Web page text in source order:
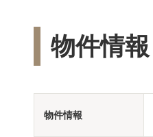
物件情報
物件情報